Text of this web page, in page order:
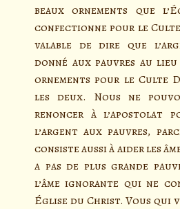
beaux ornements que
confectionne pour le Culte
valable de dire que
donné aux pauvres au
ornements pour le Culte
les deux. Nous ne
renoncer à l’apostolat
l’argent aux pauvres,
consiste aussi à aider les
a pas de plus grande
l’âme ignorante qui ne
Église du Christ. Vous qui